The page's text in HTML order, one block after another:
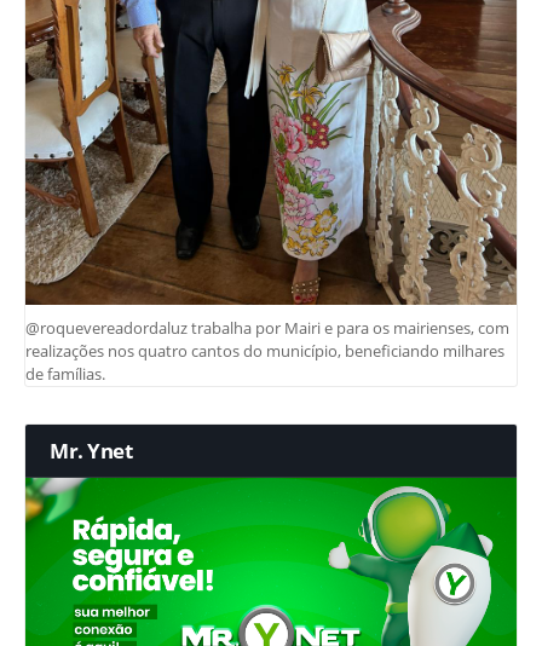
@roquevereadordaluz trabalha por Mairi e para os mairienses, com
realizações nos quatro cantos do município, beneficiando milhares
de famílias.
Mr. Ynet